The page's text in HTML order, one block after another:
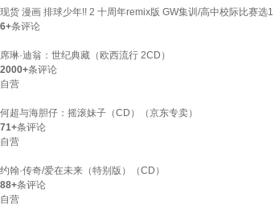
现货 漫画 排球少年!! 2 十周年remix版 GW集训/高中校际比赛
6+条评论
席琳·迪翁：世纪典藏（欧西流行 2CD）
2000+条评论
自营
何超与海胆仔：摇滚妹子（CD）（京东专卖）
71+条评论
自营
约翰·传奇/爱在未来（特别版）（CD）
88+条评论
自营